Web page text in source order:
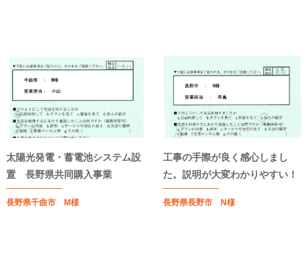
太陽光発電・蓄電池システム設
置 長野県共同購入事業
長野県千曲市 M様
工事の手際が良く感心しまし
た。説明が大変わかりやすい！
長野県長野市 N様